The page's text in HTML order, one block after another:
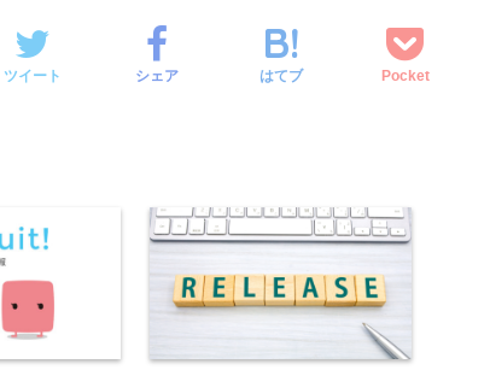
ツイート シェア はてブ Pocket